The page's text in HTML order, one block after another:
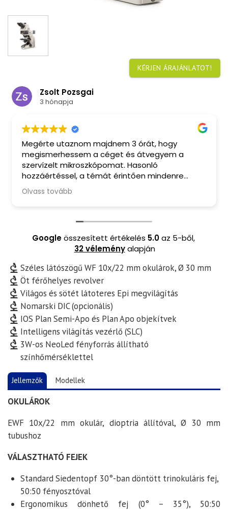
KÉRJEN ÁRAJÁNLATOT!
Zsolt Pozsgai
3 hónapja
Megérte utaznom majdnem 3 órát, hogy
megismerhessem a céget és átvegyem a
szervízelt mikroszkópomat. Hasonló
hozzáértéssel, a témát érintően mindenre
kiterjedő tanácsadással, barátságos
fogadtatással és finom kávéval ritkán
pedig valóban kihozták a maximumot. Csak
Olvass tovább
Googleösszesített értékelés 5.0az 5-ből,
32 véleményalapján
Széles látószögű WF 10x/22 mm okulárok, Ø 30 mm
Öt férőhelyes revolver
Világos és sötét látoteres Epi megvilágítás
Nomarski DIC (opcionális)
IOS Plan Semi-Apo és Plan Apo objekítvek
Intelligens világítás vezérlő (SLC)
3W-os NeoLed fényforrás állítható
színhőmérséklettel
Jellemzők Modellek
OKULÁROK
EWF 10x/22 mm okulár, dioptria állítóval,Ø 30 mm
tubushoz
VÁLASZTHATÓ FEJEK
Standard Siedentopf 30°-ban döntött trinokuláris fej,
50:50 fényosztóval
Ergonomikus dönhető fej (0° – 35°), 50:50